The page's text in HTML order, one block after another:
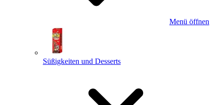
Menü öffnen
Süßigkeiten und Desserts